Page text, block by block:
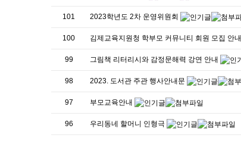
101 2023학년도 2차 운영위원회
100 김제교육지원청 학부모 커뮤니티 회원 모집 안내
99 그림책 리터리시와 감정문해력 강연 안내
98 2023. 도서관 주관 행사안내문
97 부모교육안내
96 우리동네 할머니 인형극